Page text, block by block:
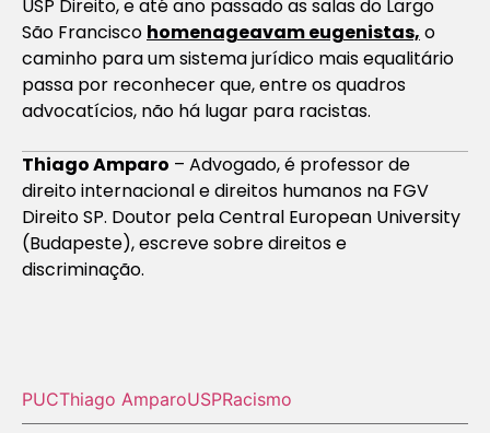
USP Direito, e até ano passado as salas do Largo
São Francisco homenageavam eugenistas, o
caminho para um sistema jurídico mais equalitário
passa por reconhecer que, entre os quadros
advocatícios, não há lugar para racistas.
Thiago Amparo – Advogado, é professor de
direito internacional e direitos humanos na FGV
Direito SP. Doutor pela Central European University
(Budapeste), escreve sobre direitos e
discriminação.
PUCThiago AmparoUSPRacismo